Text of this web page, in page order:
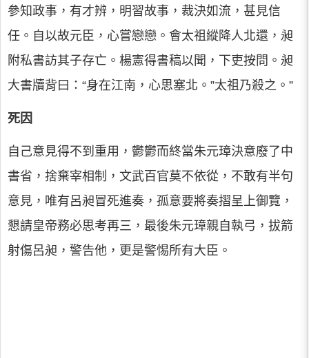
參知政事，有才辨，明習故事，裁決如流，甚見信
任。自以故元臣，心嘗戀戀。會太祖縱降人北還，昶
附私書訪其子存亡。楊憲得書稿以聞，下吏按問。昶
大書牘背曰：“身在江南，心思塞北。”太祖乃殺之。”
死因
自己意見得不到重用，鬱鬱而終當朱元璋決意廢了中
書省，捨棄宰相制，文武百官莫不依從，不敢有半句
意見，唯有呂昶冒死進奏，孤意要將奏摺呈上御覽，
懇請皇帝務必思考再三，最後朱元璋親自執弓，拔箭
射傷呂昶，警告他，更是警惕所有大臣。